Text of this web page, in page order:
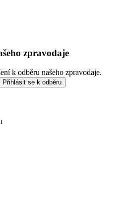
zpravodaje
k odběru našeho zpravodaje.
Přihlásit se k odběru